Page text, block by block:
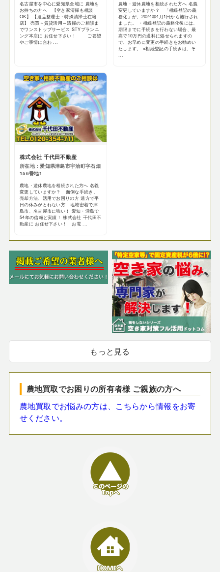
名古屋市を中心に愛知県全域に 農地を
お持ちの方へ 【空き家清掃も相談
OK】 【遺品整理士・特殊清掃士在籍
店】 売買～賃貸活用～清掃のご相談ま
でワンストップサービス STYプランニ
ング本店に お任せ下さい！ ご要望
やご事情に合わ ...
農地・遊休農地を相続された方へ 名義
変更していますか？ 「相続登記の義
務化」が、2024年4月1日から施行され
ました。 ・相続登記の義務化後には、
期限までに手続きを行わない場合、最
高で10万円の過料に処せられますの
で、お早めに変更の手続きをお勧めい
たします。 ※相続登記の手続きは、そ
...
株式会社 千代田不動産
所在地：愛知県津島市宇治町字石畑
156番地1
農地・遊休農地を相続された方へ 名義
変更していますか？ 面倒な手続き、
売却方法、活用でお困りの方 遠方で平
日の休みがとれない方 地域密着で津
島市、名古屋市に強い！ 愛知・津島で
54年の信頼と実績！ 株式会社 千代田不
動産に お任せ下さい！ お電 ...
もっと見る
農地買取でお困りの所有者様 ご親族の方へ
農地買取でお悩みの方は、こちらから情報をお寄
せください。